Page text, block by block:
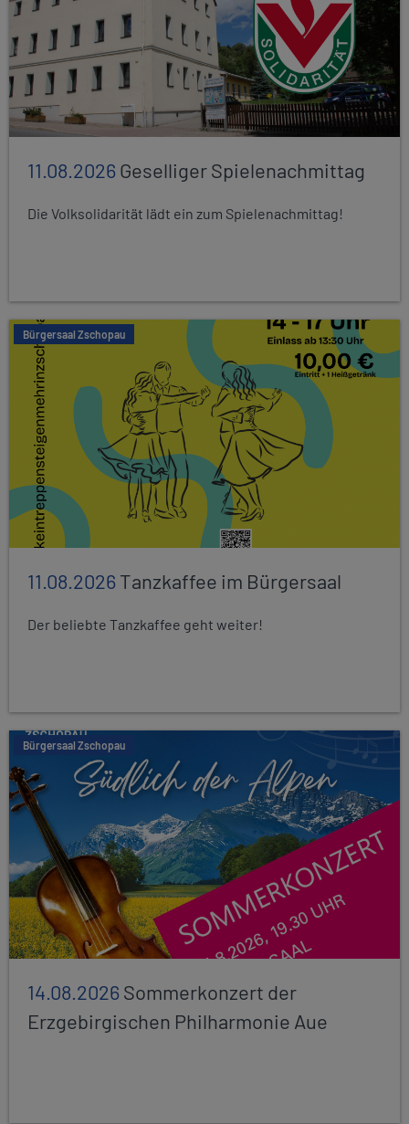
11.08.2026Geselliger Spielenachmittag
Die Volksolidarität lädt ein zum Spielenachmittag!
Bürgersaal Zschopau
11.08.2026Tanzkaffee im Bürgersaal
Der beliebte Tanzkaffee geht weiter!
Bürgersaal Zschopau
14.08.2026Sommerkonzert der
Erzgebirgischen Philharmonie Aue